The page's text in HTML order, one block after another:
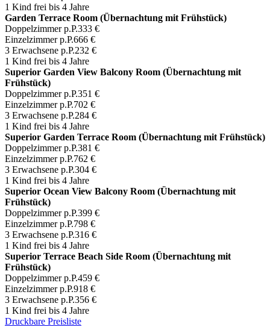
1 Kind frei bis 4 Jahre
Garden Terrace Room (Übernachtung mit Frühstück)
Doppelzimmer p.P.333 €
Einzelzimmer p.P.666 €
3 Erwachsene p.P.232 €
1 Kind frei bis 4 Jahre
Superior Garden View Balcony Room (Übernachtung mit
Frühstück)
Doppelzimmer p.P.351 €
Einzelzimmer p.P.702 €
3 Erwachsene p.P.284 €
1 Kind frei bis 4 Jahre
Superior Garden Terrace Room (Übernachtung mit Frühstück)
Doppelzimmer p.P.381 €
Einzelzimmer p.P.762 €
3 Erwachsene p.P.304 €
1 Kind frei bis 4 Jahre
Superior Ocean View Balcony Room (Übernachtung mit
Frühstück)
Doppelzimmer p.P.399 €
Einzelzimmer p.P.798 €
3 Erwachsene p.P.316 €
1 Kind frei bis 4 Jahre
Superior Terrace Beach Side Room (Übernachtung mit
Frühstück)
Doppelzimmer p.P.459 €
Einzelzimmer p.P.918 €
3 Erwachsene p.P.356 €
1 Kind frei bis 4 Jahre
Druckbare Preisliste